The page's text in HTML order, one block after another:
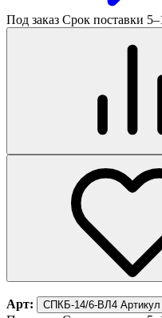
Под заказ Срок поставки
Арт: СПКБ-14/6-ВЛ4